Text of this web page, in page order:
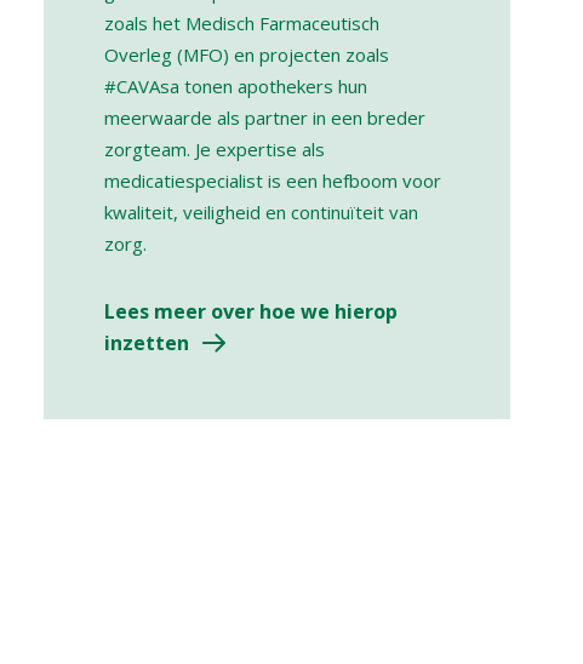
zoals het Medisch Farmaceutisch
Overleg (MFO) en projecten zoals
#CAVAsa tonen apothekers hun
meerwaarde als partner in een breder
zorgteam. Je expertise als
medicatiespecialist is een hefboom voor
kwaliteit, veiligheid en continuïteit van
zorg.
Lees meer over hoe we hierop
inzetten